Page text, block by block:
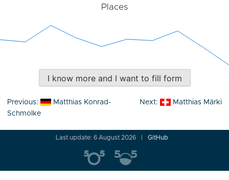
Places
I know more and I want to fill form
Post
navigation
Previous:
Matthias Konrad-
Schmolke
Next: Matthias Märki
Last update: 6 August 2026 GitHub